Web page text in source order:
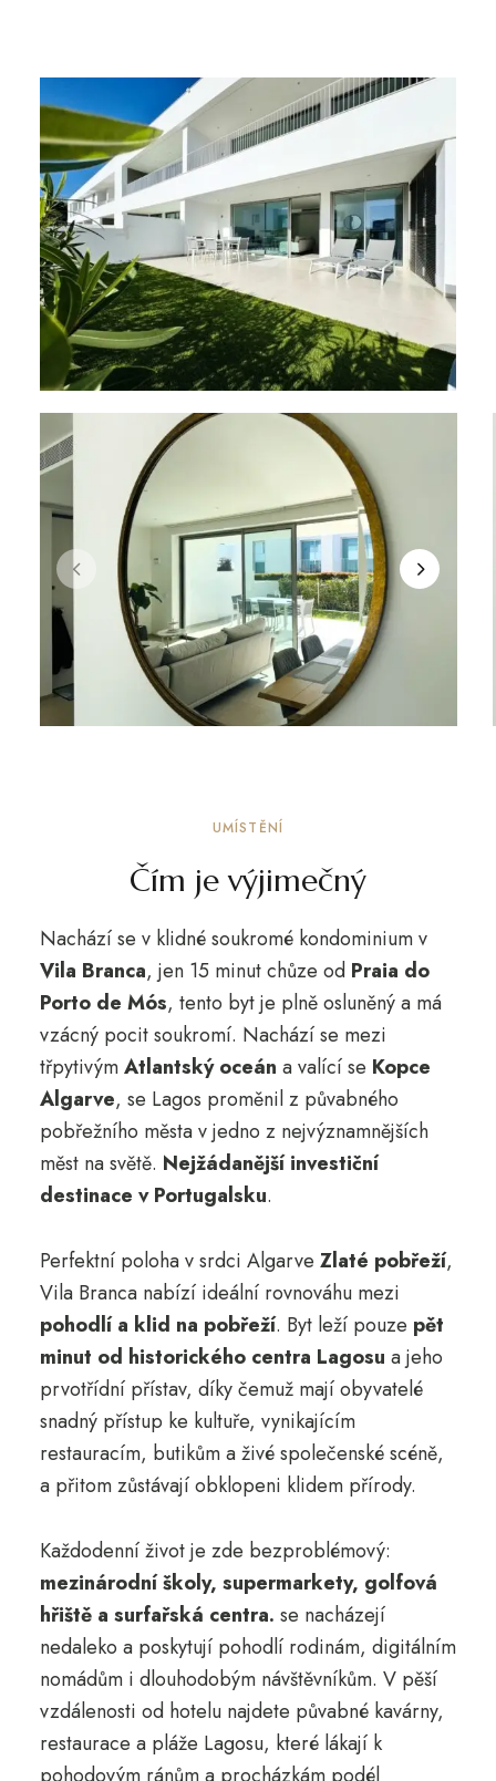
UMÍSTĚNÍ
Čím je výjimečný
Nachází se v klidné soukromé kondominium v
Vila Branca, jen 15 minut chůze od Praia do
Porto de Mós, tento byt je plně osluněný a má
vzácný pocit soukromí. Nachází se mezi
třpytivýmAtlantský oceán a valící se Kopce
Algarve, se Lagos proměnil z půvabného
pobřežního města v jedno z nejvýznamnějších
měst na světě. Nejžádanější investiční
destinace v Portugalsku.
Perfektní poloha v srdci Algarve Zlaté pobřeží,
Vila Branca nabízí ideální rovnováhu mezi
pohodlí a klid na pobřeží. Byt leží pouze pět
minut od historického centra Lagosu a jeho
prvotřídní přístav, díky čemuž mají obyvatelé
snadný přístup ke kultuře, vynikajícím
restauracím, butikům a živé společenské scéně,
a přitom zůstávají obklopeni klidem přírody.
Každodenní život je zde bezproblémový:
mezinárodní školy, supermarkety, golfová
hřiště a surfařská centra. se nacházejí
nedaleko a poskytují pohodlí rodinám, digitálním
nomádům i dlouhodobým návštěvníkům. V pěší
vzdálenosti od hotelu najdete půvabné kavárny,
restaurace a pláže Lagosu, které lákají k
pohodovým ránům a procházkám podél